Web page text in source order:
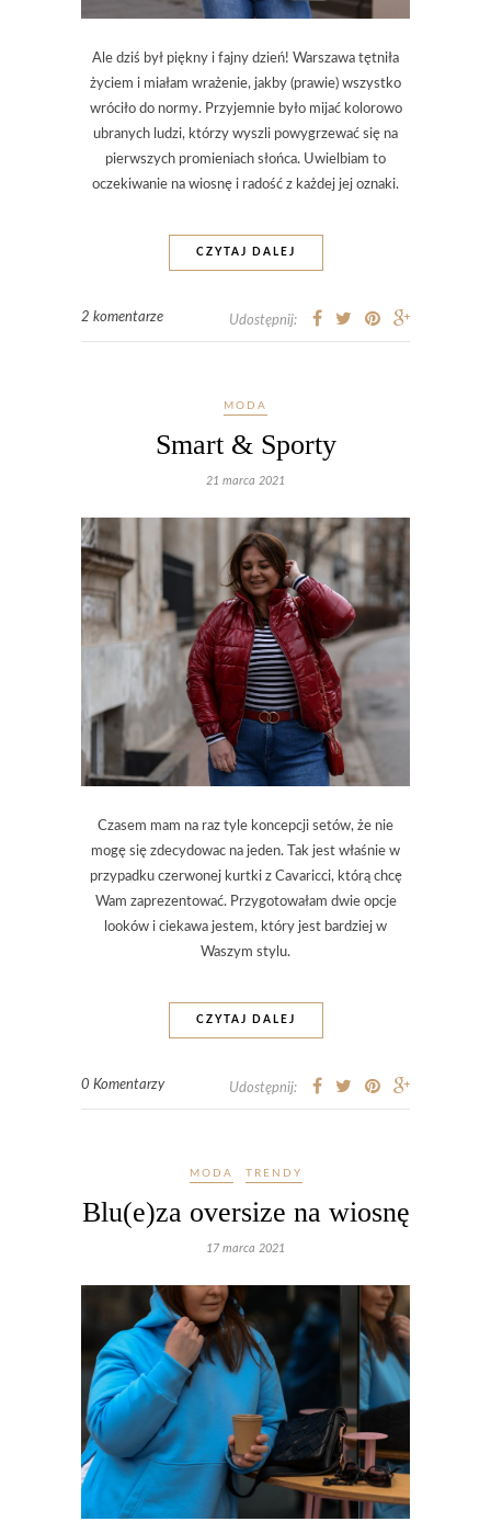
Ale dziś był piękny i fajny dzień! Warszawa tętniła
życiem i miałam wrażenie, jakby (prawie) wszystko
wróciło do normy. Przyjemnie było mijać kolorowo
ubranych ludzi, którzy wyszli powygrzewać się na
pierwszych promieniach słońca. Uwielbiam to
oczekiwanie na wiosnę i radość z każdej jej oznaki.
CZYTAJ DALEJ
2 komentarze Udostępnij:
MODA
Smart & Sporty
21 marca 2021
Czasem mam na raz tyle koncepcji setów, że nie
mogę się zdecydowac na jeden. Tak jest właśnie w
przypadku czerwonej kurtki z Cavaricci, którą chcę
Wam zaprezentować. Przygotowałam dwie opcje
looków i ciekawa jestem, który jest bardziej w
Waszym stylu.
CZYTAJ DALEJ
0 Komentarzy Udostępnij:
MODA TRENDY
Blu(e)za oversize na wiosnę
17 marca 2021